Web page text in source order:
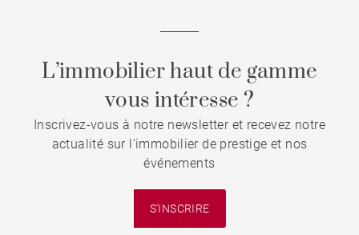
L’immobilier haut de gamme
vous intéresse ?
Inscrivez-vous à notre newsletter et recevez notre
actualité sur l'immobilier de prestige et nos
événements
S'INSCRIRE